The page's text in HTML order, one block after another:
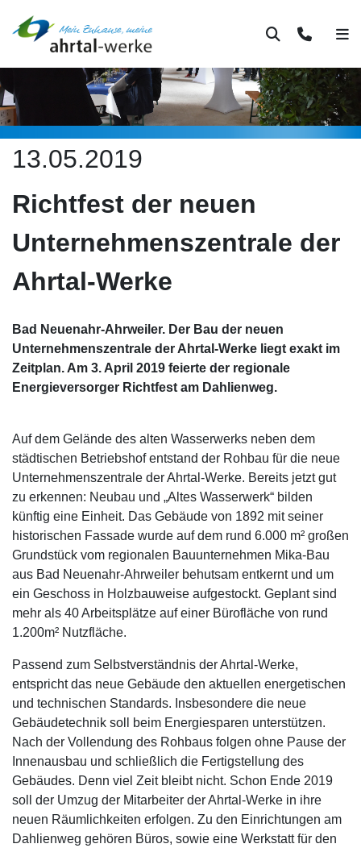
SucheKontakt
13.05.2019
Richtfest der neuen
Unternehmenszentrale der
Ahrtal-Werke
Bad Neuenahr-Ahrweiler. Der Bau der neuen
Unternehmenszentrale der Ahrtal-Werke liegt exakt im
Zeitplan. Am 3. April 2019 feierte der regionale
Energieversorger Richtfest am Dahlienweg.
Auf dem Gelände des alten Wasserwerks neben dem
städtischen Betriebshof entstand der Rohbau für die neue
Unternehmenszentrale der Ahrtal-Werke. Bereits jetzt gut
zu erkennen: Neubau und „Altes Wasserwerk“ bilden
künftig eine Einheit. Das Gebäude von 1892 mit seiner
historischen Fassade wurde auf dem rund 6.000 m² großen
Grundstück vom regionalen Bauunternehmen Mika-Bau
aus Bad Neuenahr-Ahrweiler behutsam entkernt und um
ein Geschoss in Holzbauweise aufgestockt. Geplant sind
mehr als 40 Arbeitsplätze auf einer Bürofläche von rund
1.200m² Nutzfläche.
Passend zum Selbstverständnis der Ahrtal-Werke,
entspricht das neue Gebäude den aktuellen energetischen
und technischen Standards. Insbesondere die neue
Gebäudetechnik soll beim Energiesparen unterstützen.
Nach der Vollendung des Rohbaus folgen ohne Pause der
Innenausbau und schließlich die Fertigstellung des
Gebäudes. Denn viel Zeit bleibt nicht. Schon Ende 2019
soll der Umzug der Mitarbeiter der Ahrtal-Werke in ihre
neuen Räumlichkeiten erfolgen. Zu den Einrichtungen am
Dahlienweg gehören Büros, sowie eine Werkstatt für den